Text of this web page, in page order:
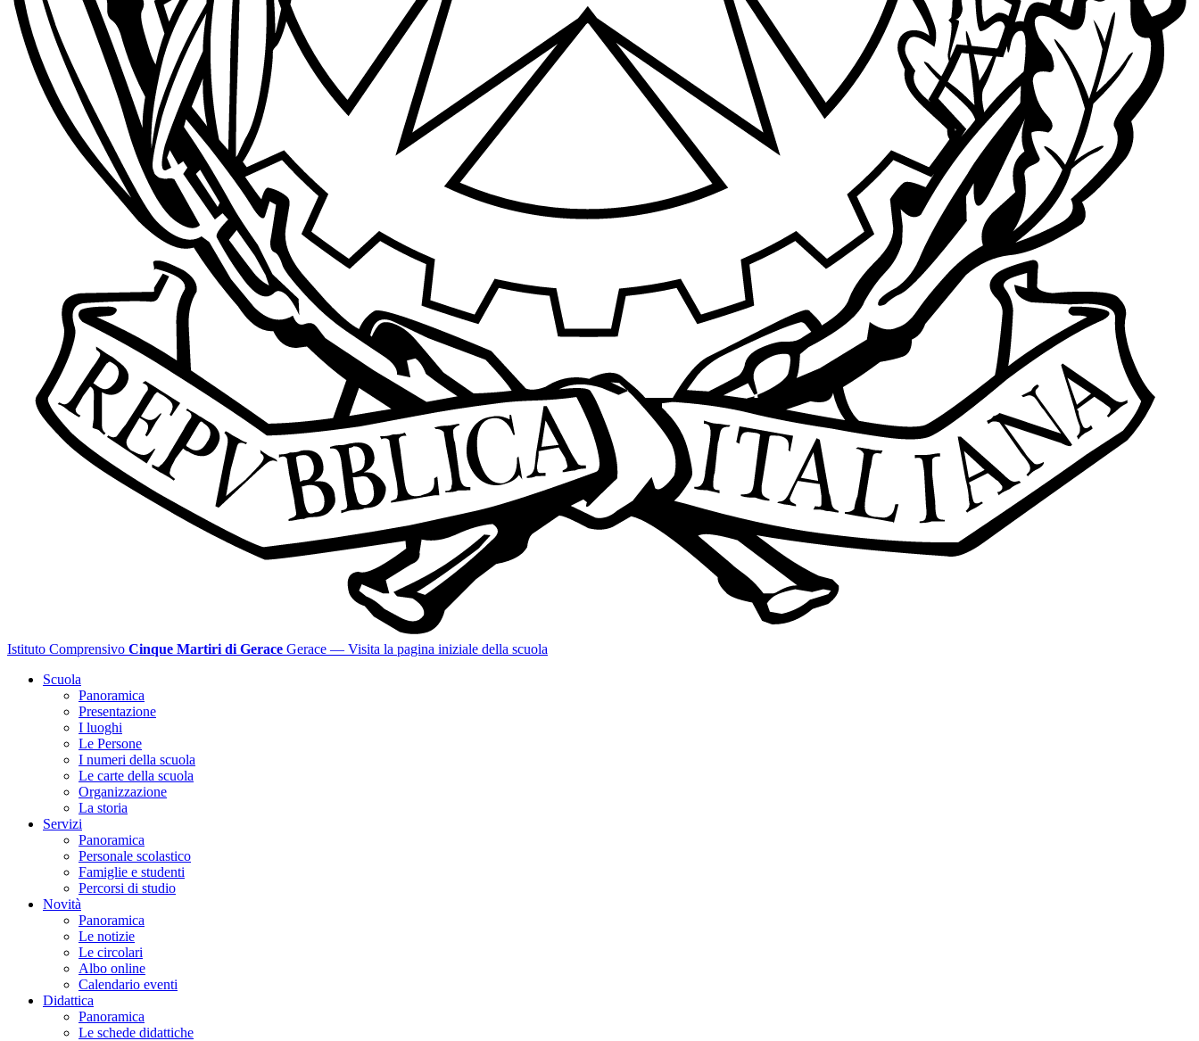
Istituto Comprensivo Cinque Martiri di Gerace Gerace — Visita la pagina iniziale della scuola
Scuola
Panoramica
Presentazione
I luoghi
Le Persone
I numeri della scuola
Le carte della scuola
Organizzazione
La storia
Servizi
Panoramica
Personale scolastico
Famiglie e studenti
Percorsi di studio
Novità
Panoramica
Le notizie
Le circolari
Albo online
Calendario eventi
Didattica
Panoramica
Le schede didattiche